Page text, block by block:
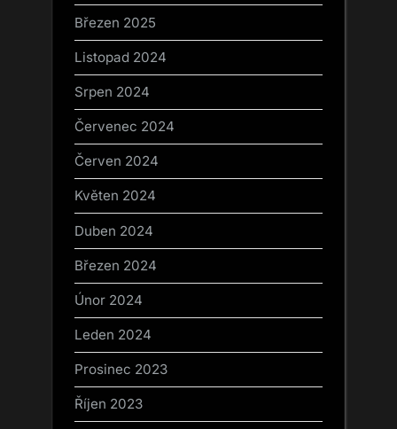
Březen 2025
Listopad 2024
Srpen 2024
Červenec 2024
Červen 2024
Květen 2024
Duben 2024
Březen 2024
Únor 2024
Leden 2024
Prosinec 2023
Říjen 2023